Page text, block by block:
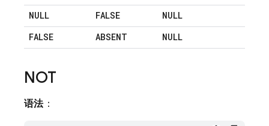
NULL
FALSE
NULL
FALSE
ABSENT NULL
NOT
语法：